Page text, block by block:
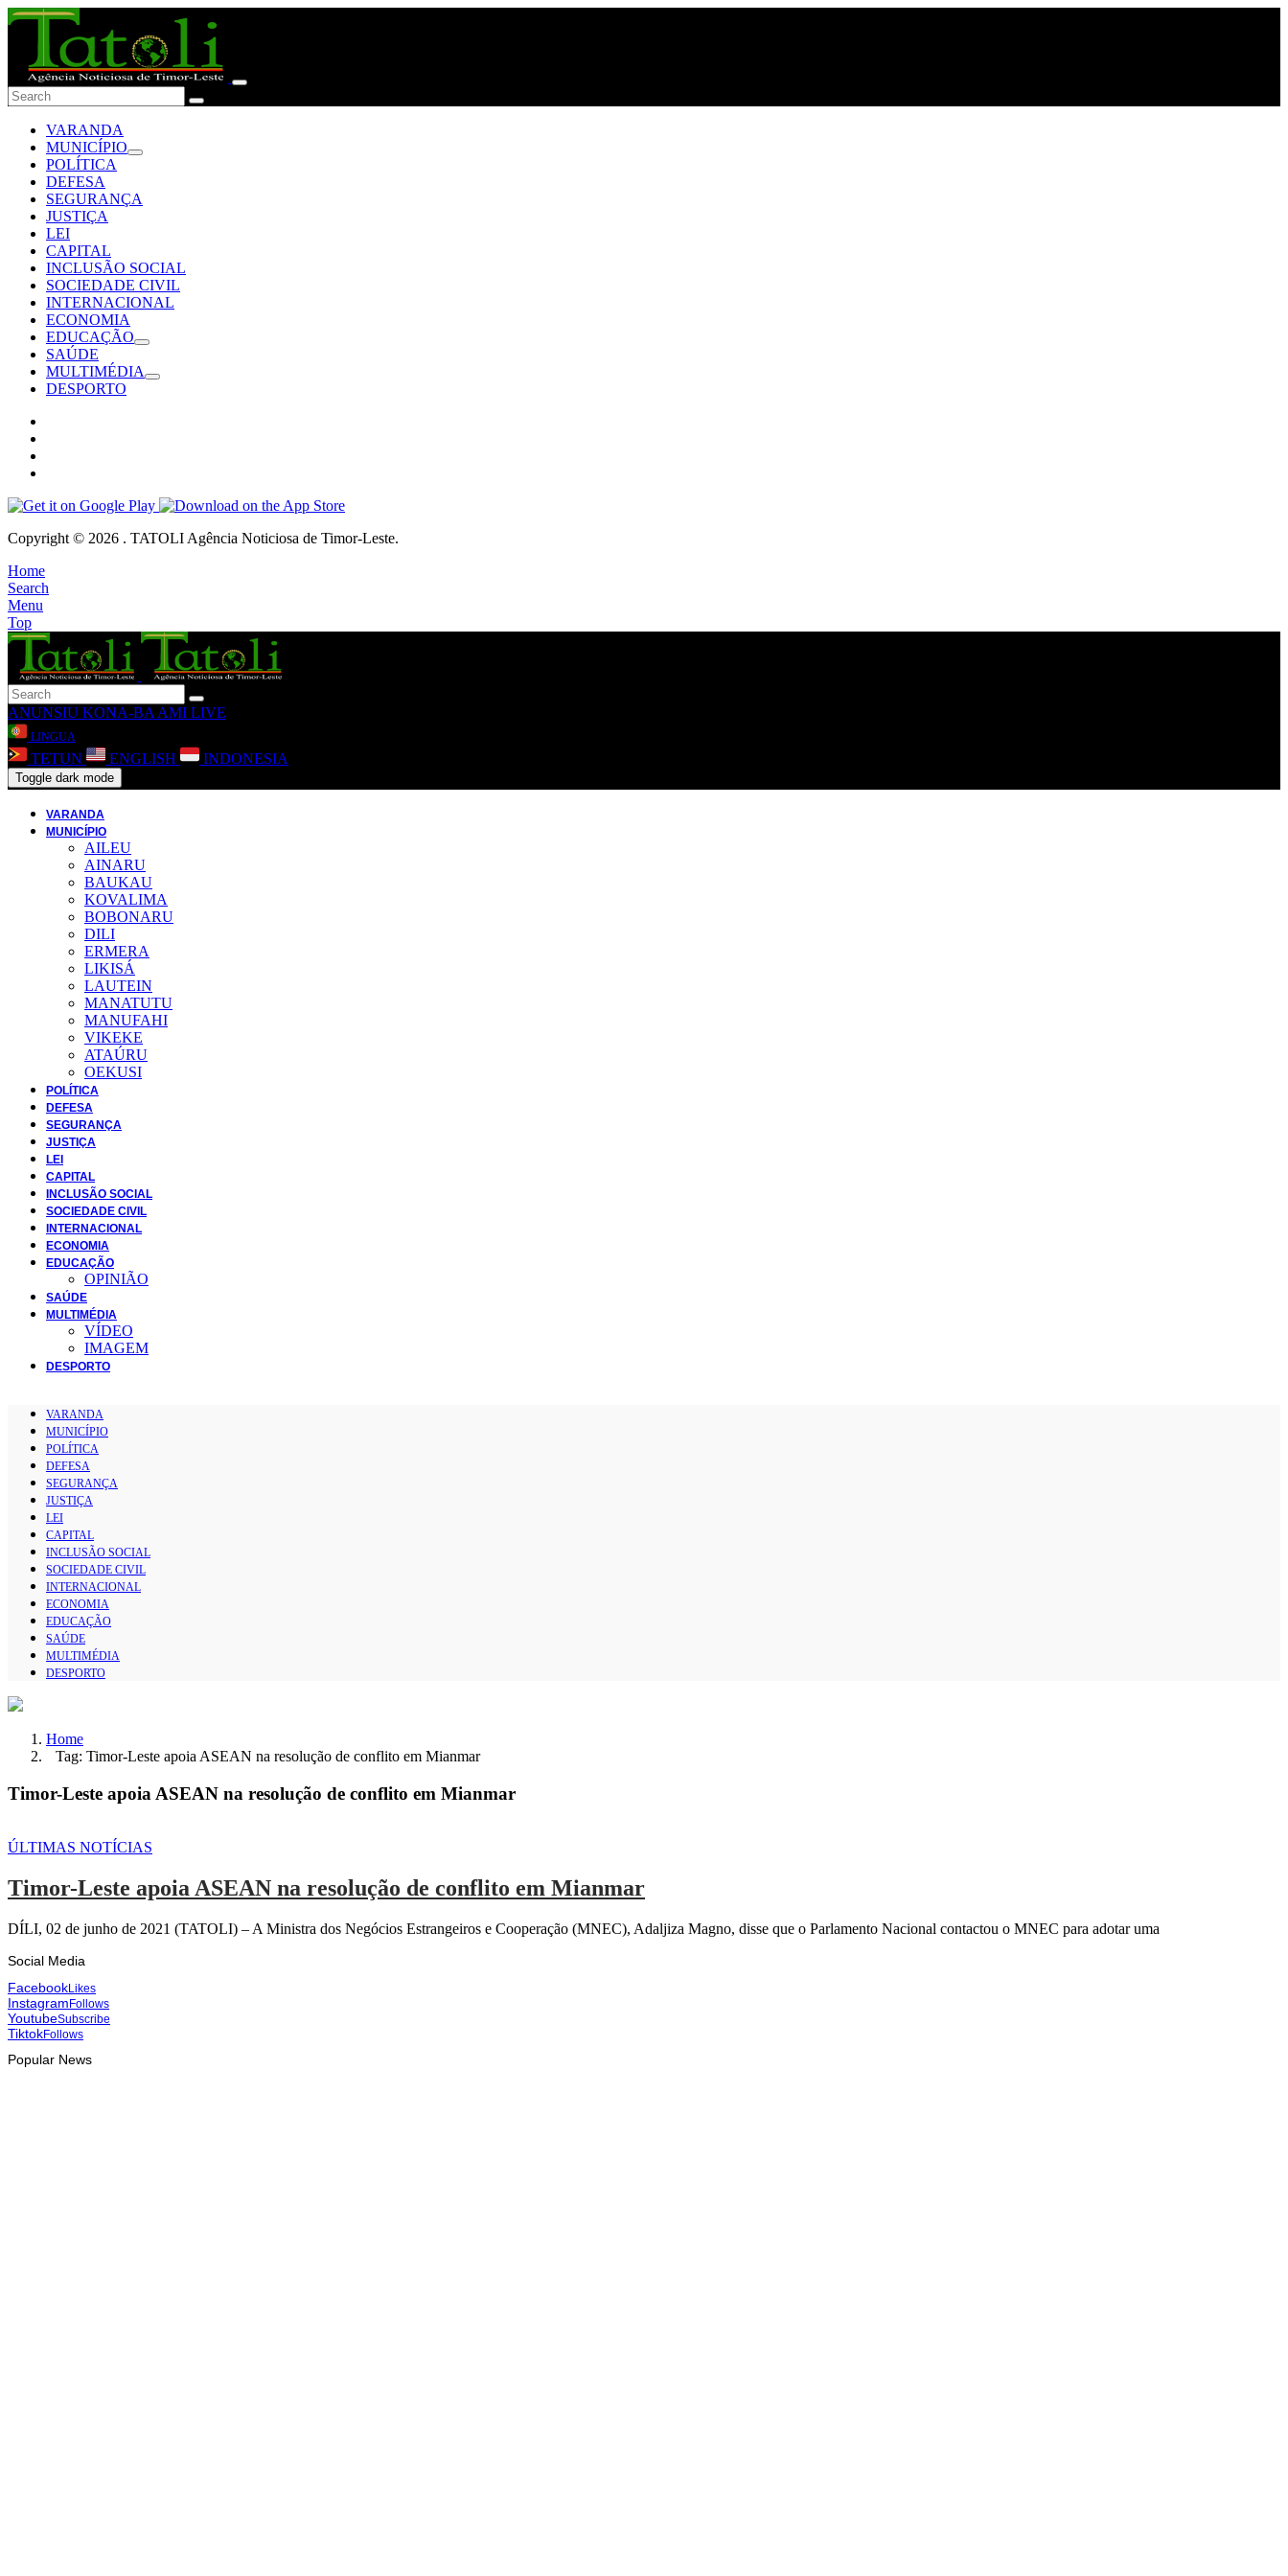
VARANDA
MUNICÍPIO
POLÍTICA
DEFESA
SEGURANÇA
JUSTIÇA
LEI
CAPITAL
INCLUSÃO SOCIAL
SOCIEDADE CIVIL
INTERNACIONAL
ECONOMIA
EDUCAÇÃO
SAÚDE
MULTIMÉDIA
DESPORTO
Copyright © 2026 . TATOLI Agência Noticiosa de Timor-Leste.
Home
Search
Menu
Top
ANUNSIU KONA-BA AMI LIVE
LINGUA
TETUN ENGLISH INDONESIA
Toggle dark mode
VARANDA
MUNICÍPIO
AILEU
AINARU
BAUKAU
KOVALIMA
BOBONARU
DILI
ERMERA
LIKISÁ
LAUTEIN
MANATUTU
MANUFAHI
VIKEKE
ATAÚRU
OEKUSI
POLÍTICA
DEFESA
SEGURANÇA
JUSTIÇA
LEI
CAPITAL
INCLUSÃO SOCIAL
SOCIEDADE CIVIL
INTERNACIONAL
ECONOMIA
EDUCAÇÃO
OPINIÃO
SAÚDE
MULTIMÉDIA
VÍDEO
IMAGEM
DESPORTO
VARANDA
MUNICÍPIO
POLÍTICA
DEFESA
SEGURANÇA
JUSTIÇA
LEI
CAPITAL
INCLUSÃO SOCIAL
SOCIEDADE CIVIL
INTERNACIONAL
ECONOMIA
EDUCAÇÃO
SAÚDE
MULTIMÉDIA
DESPORTO
Home
Tag: Timor-Leste apoia ASEAN na resolução de conflito em Mianmar
Timor-Leste apoia ASEAN na resolução de conflito em Mianmar
ÚLTIMAS NOTÍCIAS
Timor-Leste apoia ASEAN na resolução de conflito em Mianmar
DÍLI, 02 de junho de 2021 (TATOLI) – A Ministra dos Negócios Estrangeiros e Cooperação (MNEC), Adaljiza Magno, disse que o Parlamento Nacional contactou o MNEC para adotar uma
Social Media
FacebookLikes
InstagramFollows
YoutubeSubscribe
TiktokFollows
Popular News